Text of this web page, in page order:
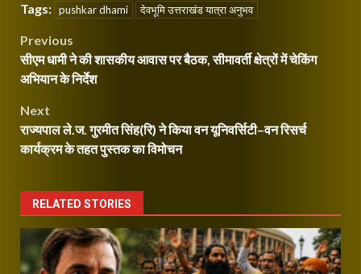
Tags: pushkar dhami देवभूमि उत्तराखंड यात्रा अनुभव
Post
navigation
Previous
सीएम धामी ने की शासकीय आवास पर बैठक, सीमावर्ती क्षेत्रों में चेकिंग
अभियान के निर्देश
Next
राज्यपाल ले.ज. गुरमीत सिंह(रि) ने किया वन यूनिवर्सिटी–वन रिसर्च
कार्यक्रम के तहत पुस्तक का विमोचन
RELATED STORIES